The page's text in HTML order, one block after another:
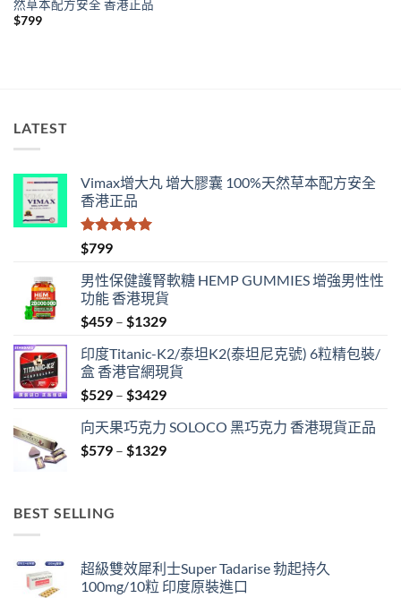
然草本配方安全 香港正品
$799
LATEST
Vimax增大丸 增大膠囊 100%天然草本配方安全
香港正品
評分
滿分 5
$799
男性保健護腎軟糖 HEMP GUMMIES 增強男性性
功能 香港現貨
$459 – $1329Price
$459
through
$1329
印度Titanic-K2/泰坦K2(泰坦尼克號) 6粒精包裝/
盒 香港官網現貨
$529 – $3429Price
$529
through
向天果巧克力 SOLOCO 黑巧克力 香港現貨正品
$579 – $1329Price
BEST SELLING
超級雙效犀利士Super Tadarise 勃起持久
100mg/10粒 印度原裝進口